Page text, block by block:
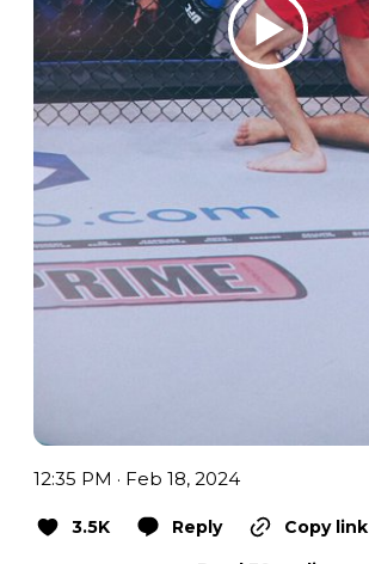
12:35 PM · Feb 18, 2024
3.5K Reply
Copy link